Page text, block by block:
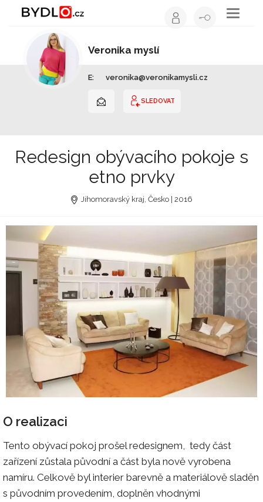
Toggle
Veronika myslí
E: veronika@veronikamysli.cz
SLEDOVAT
Redesign obývacího pokoje s
etno prvky
Jihomoravský kraj, Česko | 2016
O realizaci
Tento obývací pokoj prošel redesignem, tedy část
zařízení zůstala původní a část byla nově vyrobena
namíru. Celkově byl interier barevně a materiálově sladěn
s původním provedením, doplněn vhodnými